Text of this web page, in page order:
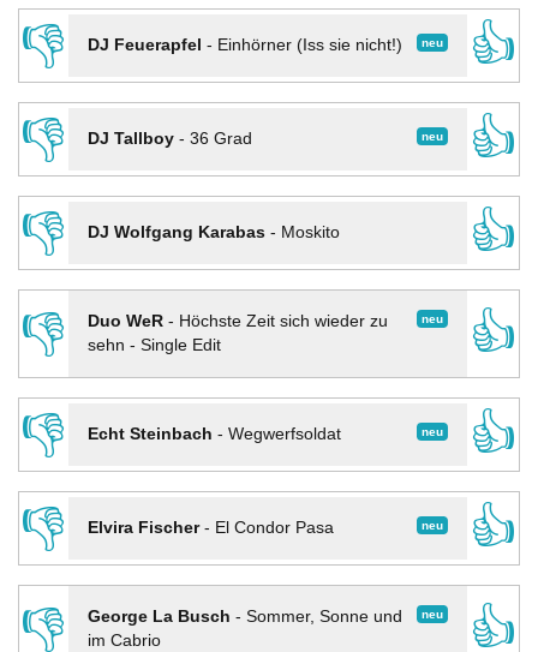
👎
neu
DJ Feuerapfel - Einhörner (Iss sie nicht!)
👍
👎
neu
DJ Tallboy- 36 Grad
👍
👎
DJ Wolfgang Karabas- Moskito
👍
👎
neu
Duo WeR- Höchste Zeit sich wieder zu
sehn - Single Edit
👍
👎
neu
Echt Steinbach - Wegwerfsoldat
👍
👎
neu
Elvira Fischer- El Condor Pasa
👍
👎
neu
George La Busch - Sommer, Sonne und
im Cabrio
👍